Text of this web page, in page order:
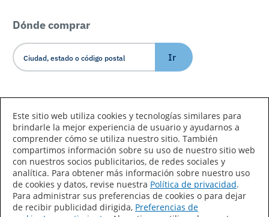
Dónde comprar
Ir
Declaración de accesibilidad
Mapa del sitio
Términos de uso
Privacidad
Este sitio web utiliza cookies y tecnologías similares para
brindarle la mejor experiencia de usuario y ayudarnos a
comprender cómo se utiliza nuestro sitio. También
compartimos información sobre su uso de nuestro sitio web
con nuestros socios publicitarios, de redes sociales y
analítica. Para obtener más información sobre nuestro uso
de cookies y datos, revise nuestra Política de privacidad.
Para administrar sus preferencias de cookies o para dejar
de recibir publicidad dirigida, Preferencias de